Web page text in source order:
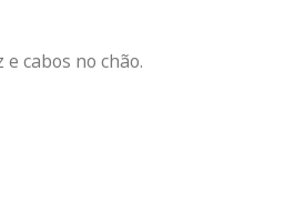
cabos no chão.